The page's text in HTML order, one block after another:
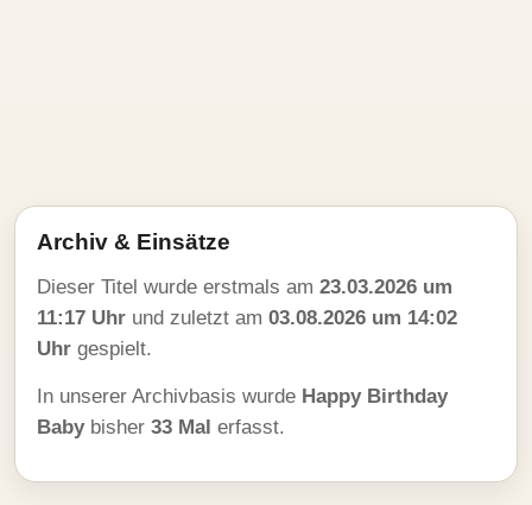
Archiv & Einsätze
Dieser Titel wurde erstmals am 23.03.2026 um
11:17 Uhr und zuletzt am 03.08.2026 um 14:02
Uhr gespielt.
In unserer Archivbasis wurde Happy Birthday
Babybisher 33 Mal erfasst.